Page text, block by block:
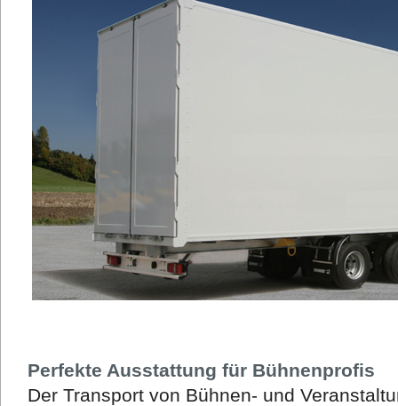
Perfekte Ausstattung für Bühnenprofis
Der Transport von Bühnen- und